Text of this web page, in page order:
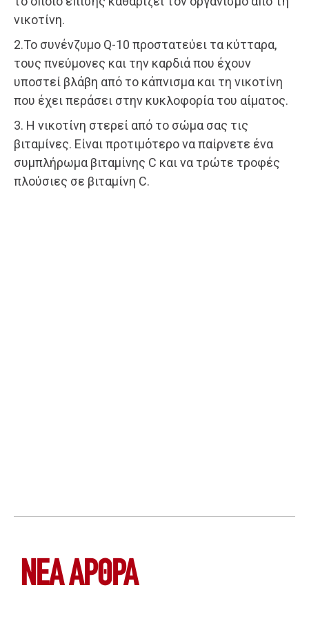
νικοτίνη.
2.Το συνένζυμο Q-10 προστατεύει τα κύτταρα,
τους πνεύμονες και την καρδιά που έχουν
υποστεί βλάβη από το κάπνισμα και τη νικοτίνη
που έχει περάσει στην κυκλοφορία του αίματος.
3. Η νικοτίνη στερεί από το σώμα σας τις
βιταμίνες. Είναι προτιμότερο να παίρνετε ένα
συμπλήρωμα βιταμίνης C και να τρώτε τροφές
πλούσιες σε βιταμίνη C.
ΝΕΑ ΆΡΘΡΑ